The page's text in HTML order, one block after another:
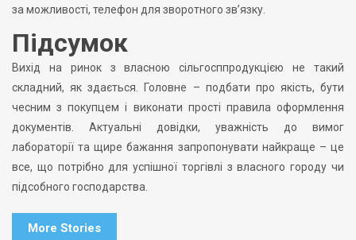
за можливості, телефон для зворотного зв’язку.
Підсумок
Вихід на ринок з власною сільгосппродукцією не такий
складний, як здається. Головне – подбати про якість, бути
чесним з покупцем і виконати прості правила оформлення
документів. Актуальні довідки, уважність до вимог
лабораторії та щире бажання запропонувати найкраще – це
все, що потрібно для успішної торгівлі з власного городу чи
підсобного господарства.
More Stories